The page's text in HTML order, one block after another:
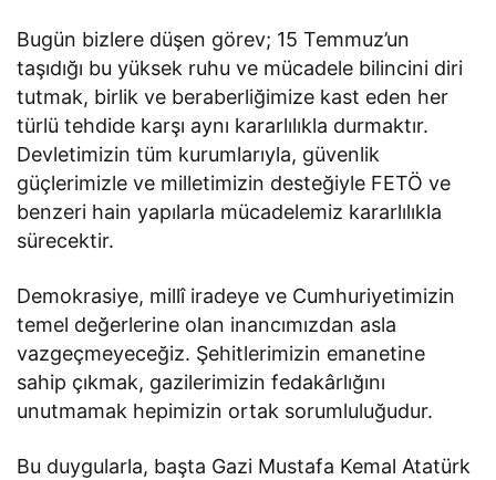
Bugün bizlere düşen görev; 15 Temmuz’un
taşıdığı bu yüksek ruhu ve mücadele bilincini diri
tutmak, birlik ve beraberliğimize kast eden her
türlü tehdide karşı aynı kararlılıkla durmaktır.
Devletimizin tüm kurumlarıyla, güvenlik
güçlerimizle ve milletimizin desteğiyle FETÖ ve
benzeri hain yapılarla mücadelemiz kararlılıkla
sürecektir.
Demokrasiye, millî iradeye ve Cumhuriyetimizin
temel değerlerine olan inancımızdan asla
vazgeçmeyeceğiz. Şehitlerimizin emanetine
sahip çıkmak, gazilerimizin fedakârlığını
unutmamak hepimizin ortak sorumluluğudur.
Bu duygularla, başta Gazi Mustafa Kemal Atatürk